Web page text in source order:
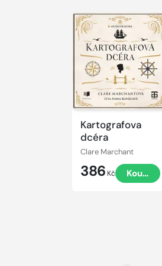
Kartografova
dcéra
Clare Marchant
386 Kč Koupit
Přehrát
ukázku